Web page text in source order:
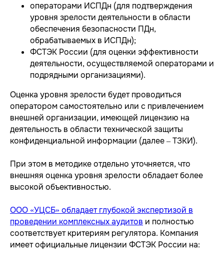
операторами ИСПДн (для подтверждения
уровня зрелости деятельности в области
обеспечения безопасности ПДн,
обрабатываемых в ИСПДн);
ФСТЭК России (для оценки эффективности
деятельности, осуществляемой операторами и
подрядными организациями).
Оценка уровня зрелости будет проводиться
оператором самостоятельно или с привлечением
внешней организации, имеющей лицензию на
деятельность в области технической защиты
конфиденциальной информации (далее – ТЗКИ).
При этом в методике отдельно уточняется, что
внешняя оценка уровня зрелости обладает более
высокой объективностью.
ООО «УЦСБ» обладает глубокой экспертизой в
проведении комплексных аудитов и полностью
соответствует критериям регулятора. Компания
имеет официальные лицензии ФСТЭК России на: